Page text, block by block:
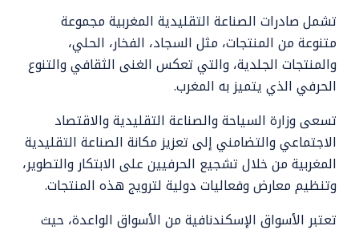
تشمل صادرات الصناعة التقليدية المغربية مجموعة
متنوعة من المنتجات، مثل السجاد، الفخار، الحلي،
والمنتجات الجلدية، والتي تعكس الغنى الثقافي والتنوع
الحرفي الذي يتميز به المغرب.
تسعى وزارة السياحة والصناعة التقليدية والاقتصاد
الاجتماعي والتضامني إلى تعزيز مكانة الصناعة التقليدية
المغربية من خلال تشجيع الحرفيين على الابتكار والتطوير،
وتنظيم معارض وفعاليات دولية لترويج هذه المنتجات.
تعتبر الأسواق الإسكندنافية من الأسواق الواعدة، حيث